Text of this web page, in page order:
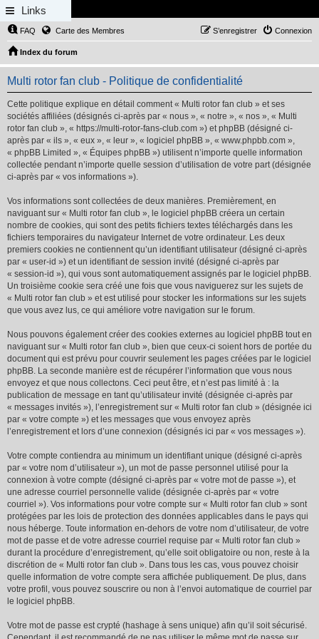
Links
FAQ Carte des Membres Connexion
S’enregistrer
Index du forum
Multi rotor fan club - Politique de confidentialité
Cette politique explique en détail comment « Multi rotor fan club » et ses
sociétés affiliées (désignés ci-après par « nous », « notre », « nos », « Multi
rotor fan club », « https://multi-rotor-fans-club.com ») et phpBB (désigné ci-
après par « ils », « eux », « leur », « logiciel phpBB », « www.phpbb.com »,
« phpBB Limited », « Équipes phpBB ») utilisent n’importe quelle information
collectée pendant n’importe quelle session d’utilisation de votre part (désignée
ci-après par « vos informations »).
Vos informations sont collectées de deux manières. Premièrement, en
naviguant sur « Multi rotor fan club », le logiciel phpBB créera un certain
nombre de cookies, qui sont des petits fichiers textes téléchargés dans les
fichiers temporaires du navigateur Internet de votre ordinateur. Les deux
premiers cookies ne contiennent qu’un identifiant utilisateur (désigné ci-après
par « user-id ») et un identifiant de session invité (désigné ci-après par
« session-id »), qui vous sont automatiquement assignés par le logiciel phpBB.
Un troisième cookie sera créé une fois que vous naviguerez sur les sujets de
« Multi rotor fan club » et est utilisé pour stocker les informations sur les sujets
que vous avez lus, ce qui améliore votre navigation sur le forum.
Nous pouvons également créer des cookies externes au logiciel phpBB tout en
naviguant sur « Multi rotor fan club », bien que ceux-ci soient hors de portée du
document qui est prévu pour couvrir seulement les pages créées par le logiciel
phpBB. La seconde manière est de récupérer l’information que vous nous
envoyez et que nous collectons. Ceci peut être, et n’est pas limité à : la
publication de message en tant qu’utilisateur invité (désignée ci-après par
« messages invités »), l’enregistrement sur « Multi rotor fan club » (désignée ici
par « votre compte ») et les messages que vous envoyez après
l’enregistrement et lors d’une connexion (désignés ici par « vos messages »).
Votre compte contiendra au minimum un identifiant unique (désigné ci-après
par « votre nom d’utilisateur »), un mot de passe personnel utilisé pour la
connexion à votre compte (désigné ci-après par « votre mot de passe »), et
une adresse courriel personnelle valide (désignée ci-après par « votre
courriel »). Vos informations pour votre compte sur « Multi rotor fan club » sont
protégées par les lois de protection des données applicables dans le pays qui
nous héberge. Toute information en-dehors de votre nom d’utilisateur, de votre
mot de passe et de votre adresse courriel requise par « Multi rotor fan club »
durant la procédure d’enregistrement, qu’elle soit obligatoire ou non, reste à la
discrétion de « Multi rotor fan club ». Dans tous les cas, vous pouvez choisir
quelle information de votre compte sera affichée publiquement. De plus, dans
votre profil, vous pouvez souscrire ou non à l’envoi automatique de courriel par
le logiciel phpBB.
Votre mot de passe est crypté (hashage à sens unique) afin qu’il soit sécurisé.